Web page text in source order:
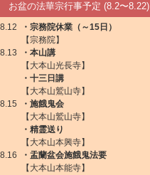
お盆の法華宗行事予定 (8.2〜8.22)
8.12
・宗務院休業（～15日）
【宗務院】
8.13
・本山講
【大本山光長寺】
・十三日講
【大本山鷲山寺】
8.15
・施餓鬼会
【大本山鷲山寺】
・精霊送り
【大本山本興寺】
8.16
・盂蘭盆会施餓鬼法要
【大本山本能寺】